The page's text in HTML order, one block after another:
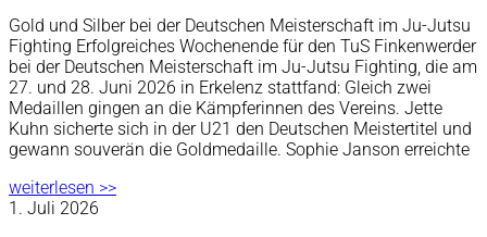
Gold und Silber bei der Deutschen Meisterschaft im Ju-Jutsu
Fighting Erfolgreiches Wochenende für den TuS Finkenwerder
bei der Deutschen Meisterschaft im Ju-Jutsu Fighting, die am
27. und 28. Juni 2026 in Erkelenz stattfand: Gleich zwei
Medaillen gingen an die Kämpferinnen des Vereins. Jette
Kuhn sicherte sich in der U21 den Deutschen Meistertitel und
gewann souverän die Goldmedaille. Sophie Janson erreichte
weiterlesen >>
1. Juli 2026